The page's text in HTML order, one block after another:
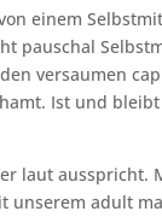
einem
pauschal
versaumen
Ist und
laut
unserem adult